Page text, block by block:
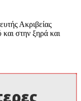
Ακριβείας
στην ξηρά και